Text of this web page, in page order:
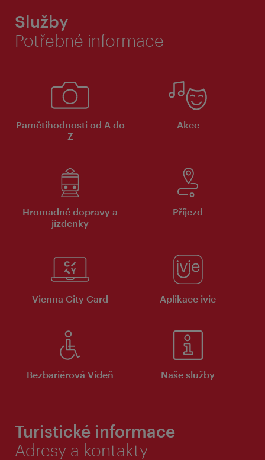
Služby
Potřebné informace
Pamětihodnosti od A do
Z
Akce
Hromadné dopravy a
jízdenky
Příjezd
Vienna City Card Aplikace ivie
Bezbariérová Vídeň Naše služby
Turistické informace
Adresy a kontakty